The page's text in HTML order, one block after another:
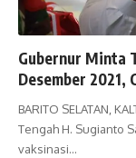
Gubernur Minta
Desember 2021,
BARITO SELATAN,
Tengah H. Sugianto
vaksinasi…